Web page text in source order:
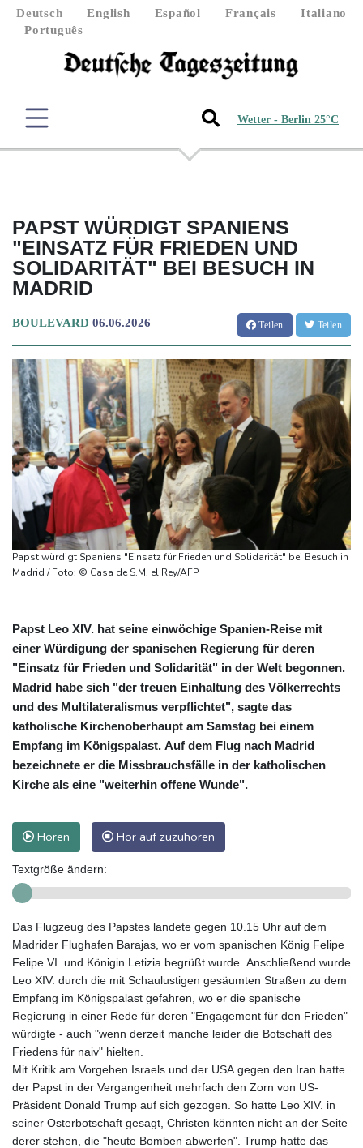
Deutsch English Español Français
Italiano
Português
Wetter - Berlin 25°C
PAPST WÜRDIGT SPANIENS
"EINSATZ FÜR FRIEDEN UND
SOLIDARITÄT" BEI BESUCH IN
MADRID
BOULEVARD 06.06.2026 Teilen Teilen
Papst würdigt Spaniens "Einsatz für Frieden und Solidarität" bei Besuch in
Madrid / Foto: © Casa de S.M. el Rey/AFP
Papst Leo XIV. hat seine einwöchige Spanien-Reise mit
einer Würdigung der spanischen Regierung für deren
"Einsatz für Frieden und Solidarität" in der Welt begonnen.
Madrid habe sich "der treuen Einhaltung des Völkerrechts
und des Multilateralismus verpflichtet", sagte das
katholische Kirchenoberhaupt am Samstag bei einem
Empfang im Königspalast. Auf dem Flug nach Madrid
bezeichnete er die Missbrauchsfälle in der katholischen
Kirche als eine "weiterhin offene Wunde".
Hören Hör auf zuzuhören
Textgröße ändern:
Das Flugzeug des Papstes landete gegen 10.15 Uhr auf dem
Madrider Flughafen Barajas, wo er vom spanischen König Felipe
Felipe VI. und Königin Letizia begrüßt wurde. Anschließend wurde
Leo XIV. durch die mit Schaulustigen gesäumten Straßen zu dem
Empfang im Königspalast gefahren, wo er die spanische
Regierung in einer Rede für deren "Engagement für den Frieden"
würdigte - auch "wenn derzeit manche leider die Botschaft des
Friedens für naiv" hielten.
Mit Kritik am Vorgehen Israels und der USA gegen den Iran hatte
der Papst in der Vergangenheit mehrfach den Zorn von US-
Präsident Donald Trump auf sich gezogen. So hatte Leo XIV. in
seiner Osterbotschaft gesagt, Christen könnten nicht an der Seite
derer stehen, die "heute Bomben abwerfen". Trump hatte das